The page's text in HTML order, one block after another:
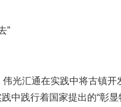
”
汇通在实践中将古镇开
中践行着国家提出的“彰